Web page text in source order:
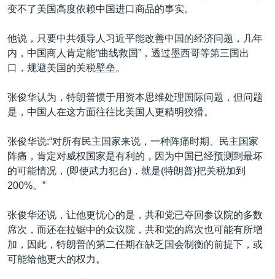
变不了美国高度依赖中国进口商品的事实。
他说，只要中共领导人习近平能改善中国的经济问题，几年
内，中国商人肯定能“曲线救国”，透过墨西哥等第三国出
口，规避美国的关税壁垒。
张俊华认为，特朗普惯于用资本思维处理国际问题，但问题
是，中国人在这方面往往比美国人更精明狡猾。
张俊华说:“对所有民主国家来说，一种阵痛时期、民主国家
阵痛，肯定对威权国家是有利的，因为中国已经预测到最坏
的可能情况，(即使武力犯台)，就是(特朗普)把关税加到
200%。”
张俊华还说，让他更忧心的是，共和党已夺回参议院的多数
席次，而还在拉锯中的众议院，共和党的席次也可能有所增
加，因此，特朗普的第二任期在缺乏国会制衡的前提下，或
可能给他更大的权力。